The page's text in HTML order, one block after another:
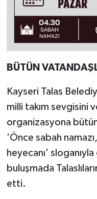
BÜTÜN
Kayseri Talas
milli takım sevgisini
organizasyona
'Önce sabah
heyecanı'
buluşmada
etti.